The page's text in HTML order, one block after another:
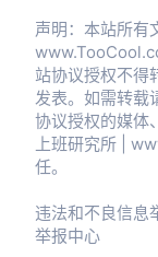
声明：本站所有
站协议授权不得
发表。如需转载
协议授权的媒体
上班研究所 |
任。
违法和不良信息
举报中心